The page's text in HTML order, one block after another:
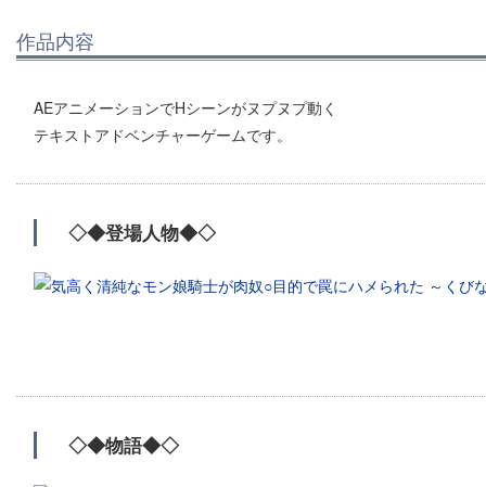
作品内容
AEアニメーションでHシーンがヌプヌプ動く
テキストアドベンチャーゲームです。
◇◆登場人物◆◇
◇◆物語◆◇